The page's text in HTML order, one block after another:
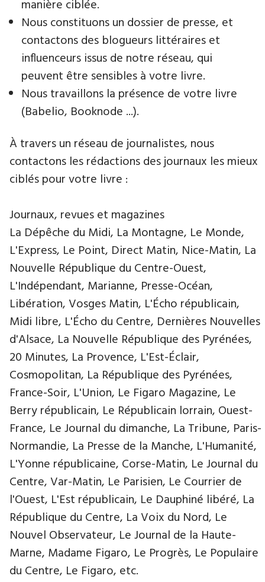
manière ciblée.
Nous constituons un dossier de presse, et
contactons des blogueurs littéraires et
influenceurs issus de notre réseau, qui
peuvent être sensibles à votre livre.
Nous travaillons la présence de votre livre
(Babelio, Booknode ...).
À travers un réseau de journalistes, nous
contactons les rédactions des journaux les mieux
ciblés pour votre livre :
Journaux, revues et magazines
La Dépêche du Midi, La Montagne, Le Monde,
L'Express, Le Point, Direct Matin, Nice-Matin, La
Nouvelle République du Centre-Ouest,
L'Indépendant, Marianne, Presse-Océan,
Libération, Vosges Matin, L'Écho républicain,
Midi libre, L'Écho du Centre, Dernières Nouvelles
d'Alsace, La Nouvelle République des Pyrénées,
20 Minutes, La Provence, L'Est-Éclair,
Cosmopolitan, La République des Pyrénées,
France-Soir, L'Union, Le Figaro Magazine, Le
Berry républicain, Le Républicain lorrain, Ouest-
France, Le Journal du dimanche, La Tribune, Paris-
Normandie, La Presse de la Manche, L'Humanité,
L'Yonne républicaine, Corse-Matin, Le Journal du
Centre, Var-Matin, Le Parisien, Le Courrier de
l'Ouest, L'Est républicain, Le Dauphiné libéré, La
République du Centre, La Voix du Nord, Le
Nouvel Observateur, Le Journal de la Haute-
Marne, Madame Figaro, Le Progrès, Le Populaire
du Centre, Le Figaro, etc.